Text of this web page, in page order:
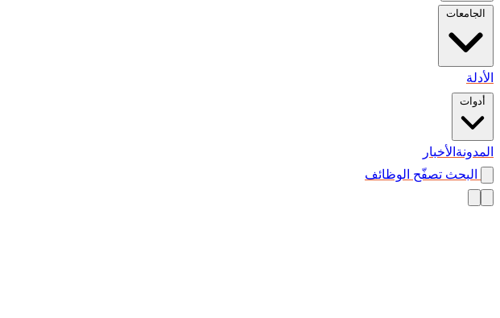
الجامعات
الأدلة
أدوات
المدونة الأخبار
البحث تصفّح الوظائف